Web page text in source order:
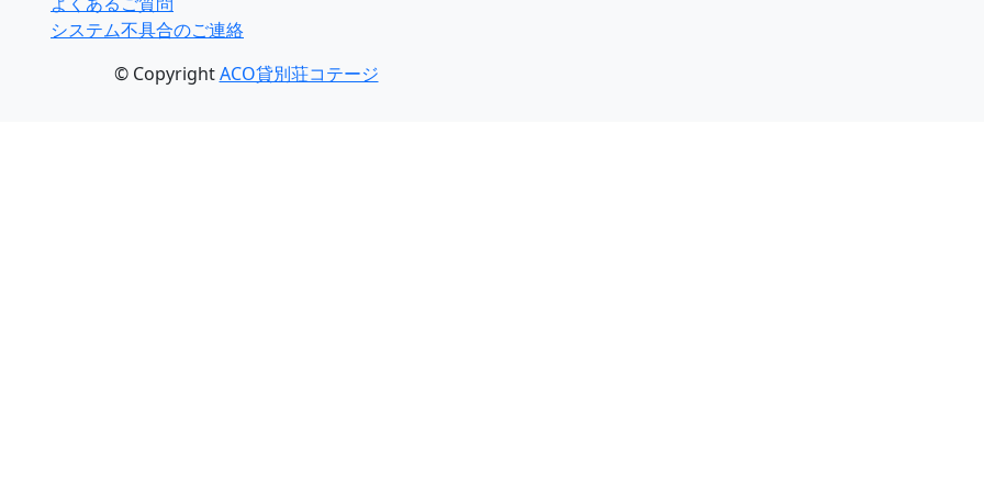
システム不具合のご連絡
© CopyrightACO貸別荘コテージ